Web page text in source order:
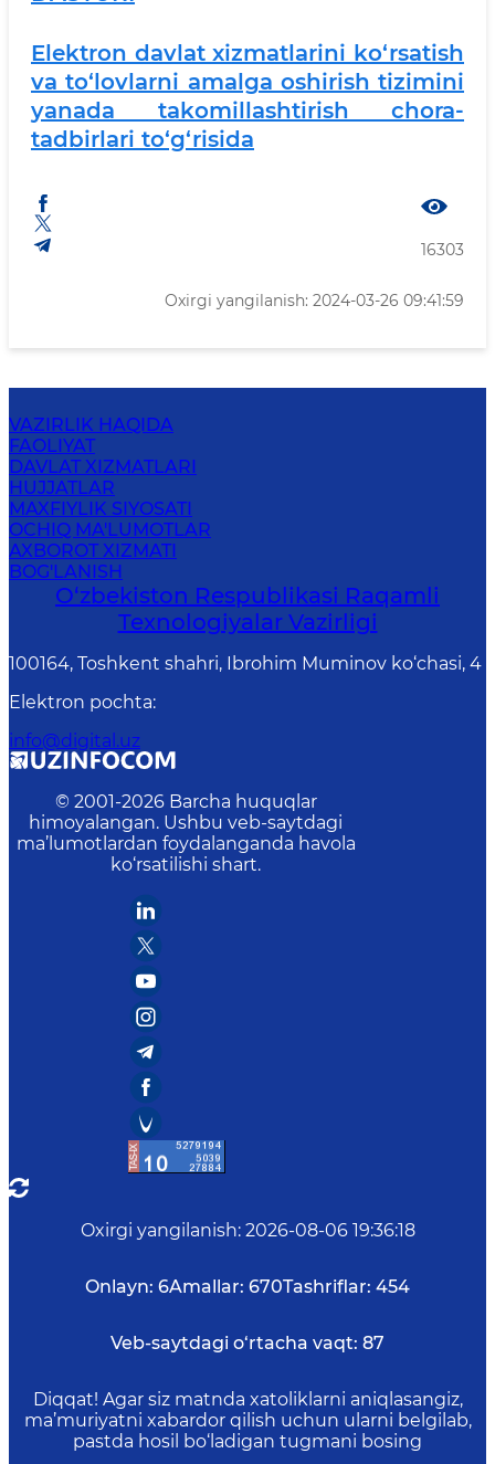
Elektron davlat xizmatlarini ko‘rsatish
va to‘lovlarni amalga oshirish tizimini
yanada takomillashtirish chora-
tadbirlari to‘g‘risida
16303
Oxirgi yangilanish: 2024-03-26 09:41:59
VAZIRLIK HAQIDA
FAOLIYAT
DAVLAT XIZMATLARI
HUJJATLAR
MAXFIYLIK SIYOSATI
OCHIQ MA'LUMOTLAR
AXBOROT XIZMATI
BOG'LANISH
O‘zbekiston Respublikasi Raqamli
Texnologiyalar Vazirligi
100164, Toshkent shahri, Ibrohim Muminov ko‘chasi, 4
Elektron pochta:
info@digital.uz
© 2001-2026 Barcha huquqlar
himoyalangan. Ushbu veb-saytdagi
ma’lumotlardan foydalanganda havola
ko‘rsatilishi shart.
Oxirgi yangilanish: 2026-08-06 19:36:18
Onlayn: 6Amallar: 670Tashriflar: 454
Veb-saytdagi o‘rtacha vaqt: 87
Diqqat! Agar siz matnda xatoliklarni aniqlasangiz,
ma’muriyatni xabardor qilish uchun ularni belgilab,
pastda hosil bo‘ladigan tugmani bosing